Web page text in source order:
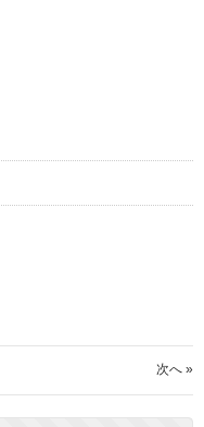
次へ »